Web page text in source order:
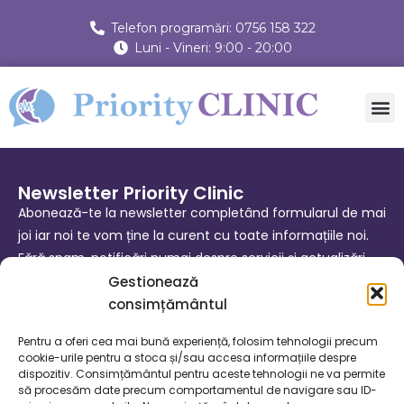
Gestionează
consimțământul
Pentru a oferi cea mai bună experiență, folosim tehnologii precum
cookie-urile pentru a stoca și/sau accesa informațiile despre
dispozitiv. Consimțământul pentru aceste tehnologii ne va permite
să procesăm date precum comportamentul de navigare sau ID-
Telefon programări: 0756 158 322
Luni - Vineri: 9:00 - 20:00
Newsletter Priority Clinic
Abonează-te la newsletter completând formularul de mai
joi iar noi te vom ține la curent cu toate informațiile noi.
Fără spam, notificări numai despre servicii și actualizări.
Ma abonez!
Locatii cabinete